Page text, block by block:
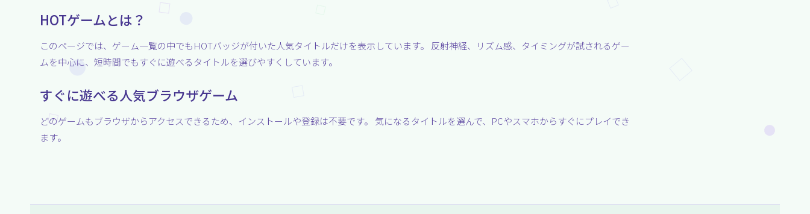
HOTゲームとは？
このページでは、ゲーム一覧の中でもHOTバッジが付いた人気タイトルだけを表示しています。 反射神経、リズム感、タイミングが試されるゲー
ムを中心に、短時間でもすぐに遊べるタイトルを選びやすくしています。
すぐに遊べる人気ブラウザゲーム
どのゲームもブラウザからアクセスできるため、インストールや登録は不要です。 気になるタイトルを選んで、PCやスマホからすぐにプレイでき
ます。